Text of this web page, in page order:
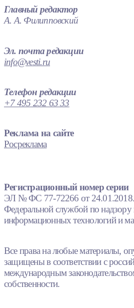
Главный редактор
А. А. Филипповский
Эл. почта редакции
info@vesti.ru
Телефон редакции
+7 495 232 63 33
Реклама на сайте
Росреклама
Регистрационный номер серии
ЭЛ № ФС 77-72266 от 24.01.2018.
Федеральной службой по надзору
информационных технологий и
Все права на любые материалы,
защищены в соответствии с
международным
собственности.